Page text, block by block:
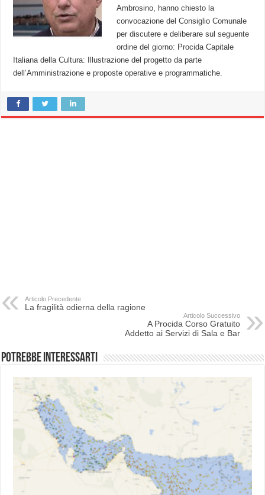
Ambrosino, hanno chiesto la
convocazione del Consiglio Comunale
per discutere e deliberare sul seguente
ordine del giorno: Procida Capitale
Italiana della Cultura: Illustrazione del progetto da parte
dell’Amministrazione e proposte operative e programmatiche.
Articolo Precedente
La fragilità odierna della ragione
Articolo Successivo
A Procida Corso Gratuito
Addetto ai Servizi di Sala e Bar
Potrebbe interessarti